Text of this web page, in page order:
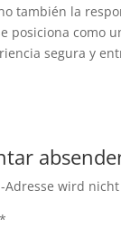
también la
posiciona como
segura y
Adresse wird
*